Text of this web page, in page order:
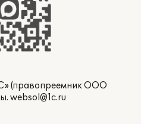
(правопреемник ООО
websol@1c.ru